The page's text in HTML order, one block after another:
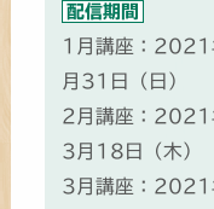
配信期間
1月講座：
月31日（日）
2月講座：
3月18日（木）
3月講座：